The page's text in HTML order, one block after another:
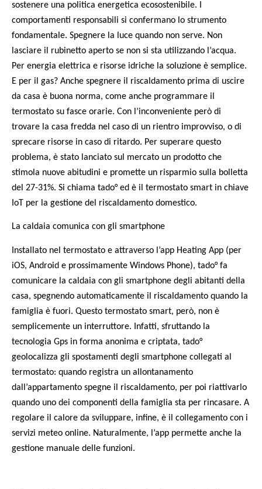
sostenere una politica energetica ecosostenibile. I
comportamenti responsabili si confermano lo strumento
fondamentale. Spegnere la luce quando non serve. Non
lasciare il rubinetto aperto se non si sta utilizzando l’acqua.
Per energia elettrica e risorse idriche la soluzione è semplice.
E per il gas? Anche spegnere il riscaldamento prima di uscire
da casa è buona norma, come anche programmare il
termostato su fasce orarie. Con l’inconveniente però di
trovare la casa fredda nel caso di un rientro improvviso, o di
sprecare risorse in caso di ritardo. Per superare questo
problema, è stato lanciato sul mercato un prodotto che
stimola nuove abitudini e promette un risparmio sulla bolletta
del 27-31%. Si chiama tado° ed è il termostato smart in chiave
IoT per la gestione del riscaldamento domestico.
La caldaia comunica con gli smartphone
Installato nel termostato e attraverso l’app Heating App (per
iOS, Android e prossimamente Windows Phone), tado° fa
comunicare la caldaia con gli smartphone degli abitanti della
casa, spegnendo automaticamente il riscaldamento quando la
famiglia è fuori. Questo termostato smart, però, non è
semplicemente un interruttore. Infatti, sfruttando la
tecnologia Gps in forma anonima e criptata, tado°
geolocalizza gli spostamenti degli smartphone collegati al
termostato: quando registra un allontanamento
dall’appartamento spegne il riscaldamento, per poi riattivarlo
quando uno dei componenti della famiglia sta per rincasare. A
regolare il calore da sviluppare, infine, è il collegamento con i
servizi meteo online. Naturalmente, l’app permette anche la
gestione manuale delle funzioni.